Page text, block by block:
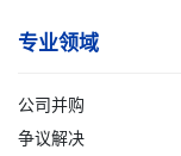
专业领域
公司并购
争议解决